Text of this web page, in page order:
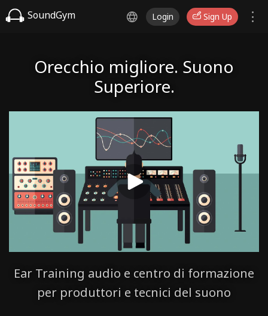
SoundGym Login Sign Up
Orecchio migliore. Suono
Superiore.
Ear Training audio e centro di formazione
per produttori e tecnici del suono